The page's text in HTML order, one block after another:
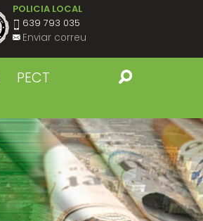
POLICIA LOCAL
639 793 035
Enviar correu
PECT